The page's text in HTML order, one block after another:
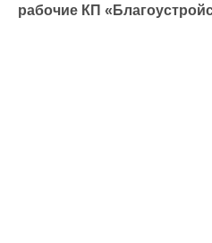
рабочие КП